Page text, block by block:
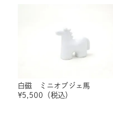
白磁 ミニオブジェ馬
¥5,500 （税込）